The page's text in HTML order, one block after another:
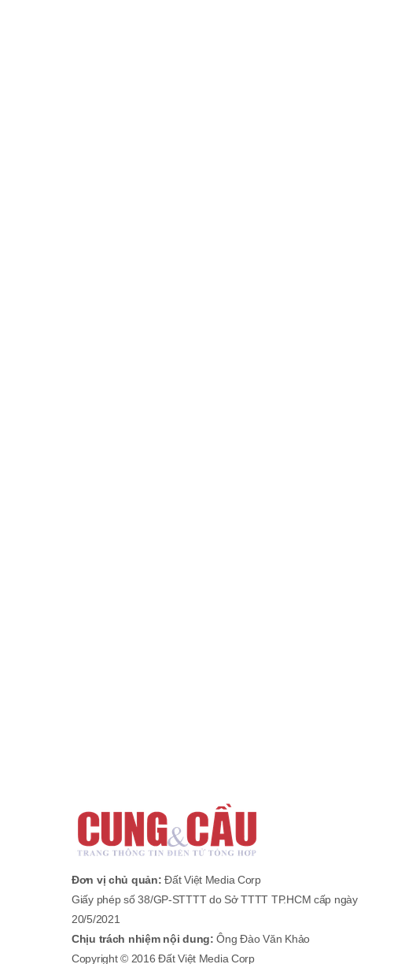
Đơn vị chủ quản: Đất Việt Media Corp
Giấy phép số 38/GP-STTTT do Sở TTTT TP.HCM cấp ngày
20/5/2021
Chịu trách nhiệm nội dung: Ông Đào Văn Khảo
Copyright © 2016 Đất Việt Media Corp